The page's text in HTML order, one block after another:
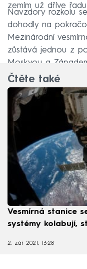
zemím už dříve
Navzdory rozkolu
dohodly na
Mezinárodní
zůstává jednou z
Moskvou a
Čtěte také
Vesmírná stanice
systémy kolabují,
2. zář 2021, 13:28